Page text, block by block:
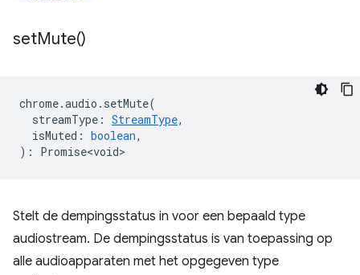
setMute()
chrome.audio . setMute(
streamType : StreamType,
isMuted : boolean,
) : Promise<void>
Stelt de dempingsstatus in voor een bepaald type
audiostream. De dempingsstatus is van toepassing op
alle audioapparaten met het opgegeven type